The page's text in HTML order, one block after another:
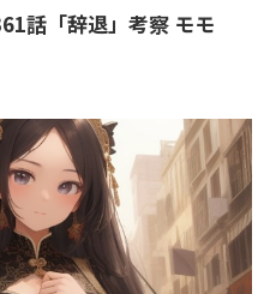
話「辞退」考察 モモ